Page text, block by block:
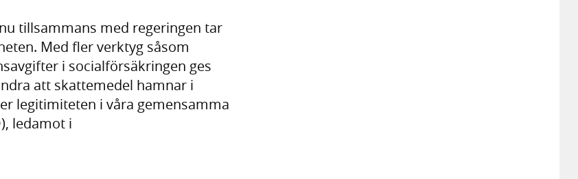
tillsammans med regeringen tar
Med fler verktyg såsom
i socialförsäkringen ges
att skattemedel hamnar i
legitimiteten i våra gemensamma
ledamot i